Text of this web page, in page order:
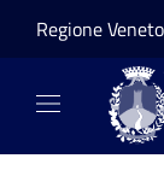
Regione Veneto